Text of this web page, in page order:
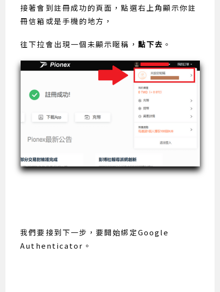
接著會到註冊成功的頁面，點選右上角顯示你註
冊信箱或是手機的地方，
往下拉會出現一個未顯示暱稱， 點下去 。
我們要接到下一步，要開始綁定Google
Authenticator。